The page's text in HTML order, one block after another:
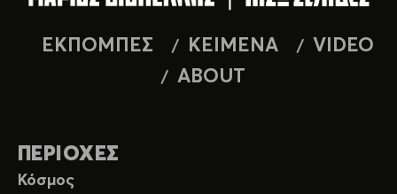
ΕΚΠΟΜΠΕΣ ΚΕΙΜΕΝΑ
VIDEO
ABOUT
ΠΕΡΙΟΧΕΣ
Κόσμος